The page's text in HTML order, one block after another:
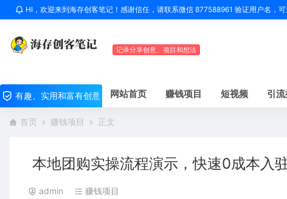
HI，欢迎来到海存创客笔记！感谢信任，请联系微信 877588961 验证用户名，可
记录分享创意、项目和想法
有趣、实用和富有创意 网站首页 赚钱项目 短视频 引
首页 赚钱项目 正文
本地团购实操流程演示，快速0成本入
admin 赚钱项目